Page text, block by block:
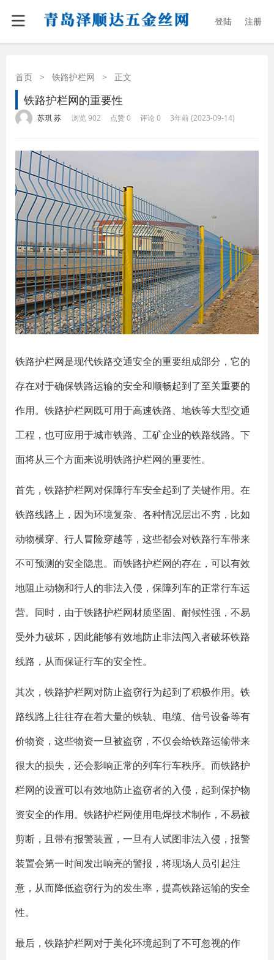
登陆 注册
首页 > 铁路护栏网 > 正文
铁路护栏网的重要性
苏琪 苏 浏览 902 点赞 0 评论 0 3年前 (2023-09-14)
铁路护栏网是现代铁路交通安全的重要组成部分，它的
存在对于确保铁路运输的安全和顺畅起到了至关重要的
作用。铁路护栏网既可用于高速铁路、地铁等大型交通
工程，也可应用于城市铁路、工矿企业的铁路线路。下
面将从三个方面来说明铁路护栏网的重要性。
首先，铁路护栏网对保障行车安全起到了关键作用。在
铁路线路上，因为环境复杂、各种情况层出不穷，比如
动物横穿、行人冒险穿越等，这些都会对铁路行车带来
不可预测的安全隐患。而铁路护栏网的存在，可以有效
地阻止动物和行人的非法入侵，保障列车的正常行车运
营。同时，由于铁路护栏网材质坚固、耐候性强，不易
受外力破坏，因此能够有效地防止非法闯入者破坏铁路
线路，从而保证行车的安全性。
其次，铁路护栏网对防止盗窃行为起到了积极作用。铁
路线路上往往存在着大量的铁轨、电缆、信号设备等有
价物资，这些物资一旦被盗窃，不仅会给铁路运输带来
很大的损失，还会影响正常的列车行车秩序。而铁路护
栏网的设置可以有效地防止盗窃者的入侵，起到保护物
资安全的作用。铁路护栏网使用电焊技术制作，不易被
剪断，且带有报警装置，一旦有人试图非法入侵，报警
装置会第一时间发出响亮的警报，将现场人员引起注
意，从而降低盗窃行为的发生率，提高铁路运输的安全
性。
最后，铁路护栏网对于美化环境起到了不可忽视的作